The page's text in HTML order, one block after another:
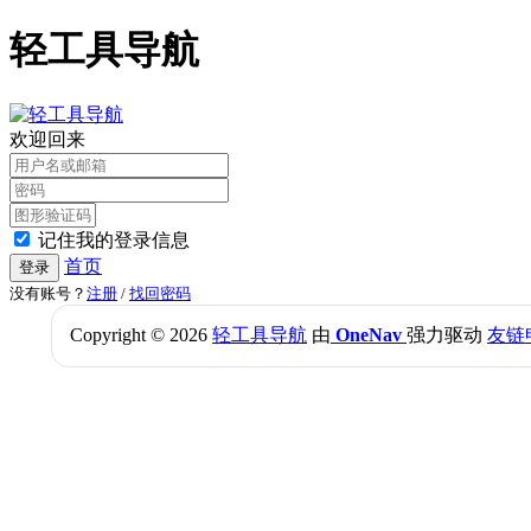
轻工具导航
欢迎回来
记住我的登录信息
登录 首页
没有账号？ 注册 / 找回密码
Copyright © 2026 轻工具导航 由 OneNav 强力驱动 友链